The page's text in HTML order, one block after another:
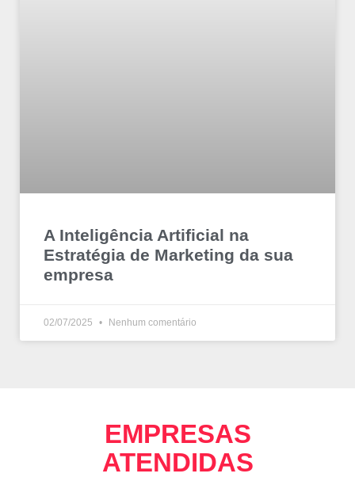
A Inteligência Artificial na
Estratégia de Marketing da sua
empresa
02/07/2025 Nenhum comentário
EMPRESAS
ATENDIDAS